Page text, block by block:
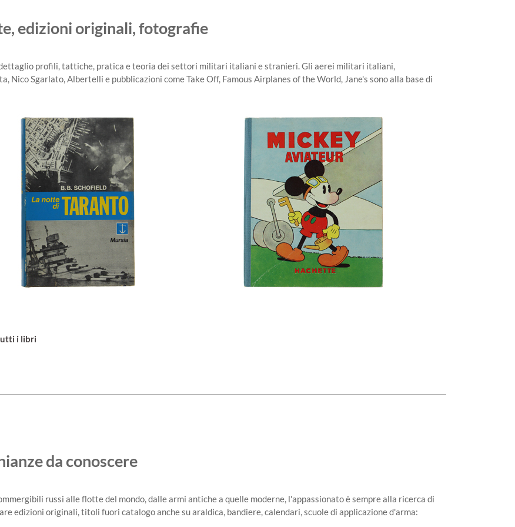
edizioni originali, fotografie
profili, tattiche, pratica e teoria dei settori militari italiani e stranieri. Gli aerei militari italiani,
Nico Sgarlato, Albertelli e pubblicazioni come Take Off, Famous Airplanes of the World, Jane's sono alla base di
i libri
da conoscere
russi alle flotte del mondo, dalle armi antiche a quelle moderne, l'appassionato è sempre alla ricerca di
edizioni originali, titoli fuori catalogo anche su araldica, bandiere, calendari, scuole di applicazione d'arma: